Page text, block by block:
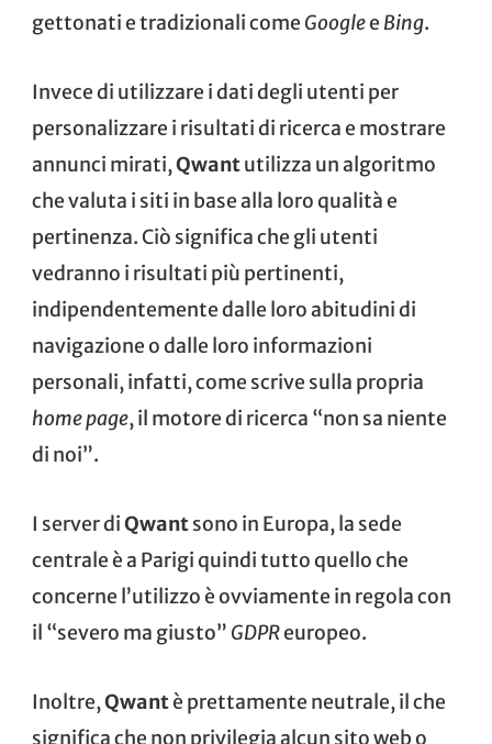
gettonati e tradizionali come Googlee Bing.
Invece di utilizzare i dati degli utenti per
personalizzare i risultati di ricerca e mostrare
annunci mirati,Qwantutilizza un algoritmo
che valuta i siti in base alla loro qualità e
pertinenza. Ciò significa che gli utenti
vedranno i risultati più pertinenti,
indipendentemente dalle loro abitudini di
navigazione o dalle loro informazioni
personali, infatti, come scrive sulla propria
home page, il motore di ricerca “non sa niente
di noi”.
I server diQwantsono in Europa, la sede
centrale è a Parigi quindi tutto quello che
concerne l’utilizzo è ovviamente in regola con
il “severo ma giusto” GDPReuropeo.
Inoltre,Qwantè prettamente neutrale, il che
significa che non privilegia alcun sito web o